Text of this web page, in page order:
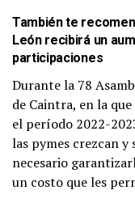
También te
León recibirá un
participaciones
Durante la 78
de Caintra, en la
el período 2022-
las pymes crezcan y
necesario
un costo que les